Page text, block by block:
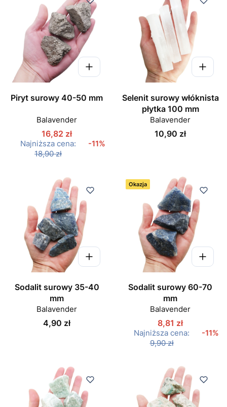
Piryt surowy 40-50 mm
Balavender
16,82 zł
Najniższa cena:
18,90 zł
-11%
Selenit surowy włóknista
płytka 100 mm
Balavender
Cena
10,90 zł
Sodalit surowy 35-40
mm
Balavender
Cena
4,90 zł
Okazja
Sodalit surowy 60-70
mm
Balavender
8,81 zł
Najniższa cena:
9,90 zł
-11%